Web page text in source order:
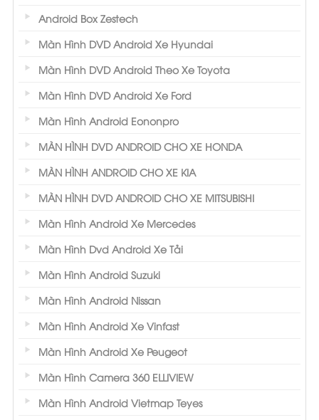
Android Box Zestech
Màn Hình DVD Android Xe Hyundai
Màn Hình DVD Android Theo Xe Toyota
Màn Hình DVD Android Xe Ford
Màn Hình Android Eononpro
MÀN HÌNH DVD ANDROID CHO XE HONDA
MÀN HÌNH ANDROID CHO XE KIA
MÀN HÌNH DVD ANDROID CHO XE MITSUBISHI
Màn Hình Android Xe Mercedes
Màn Hình Dvd Android Xe Tải
Màn Hình Android Suzuki
Màn Hình Android Nissan
Màn Hình Android Xe Vinfast
Màn Hình Android Xe Peugeot
Màn Hình Camera 360 ELLIVIEW
Màn Hình Android Vietmap Teyes